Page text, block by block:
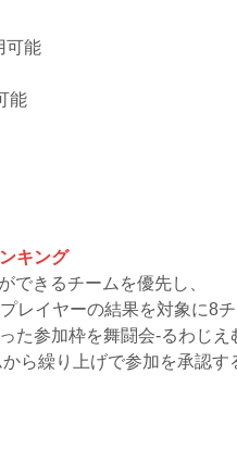
可能
能
キング
できるチームを優先し、
レイヤーの結果を対象に8
参加枠を舞闘会-るわじえ
繰り上げで参加を承認す